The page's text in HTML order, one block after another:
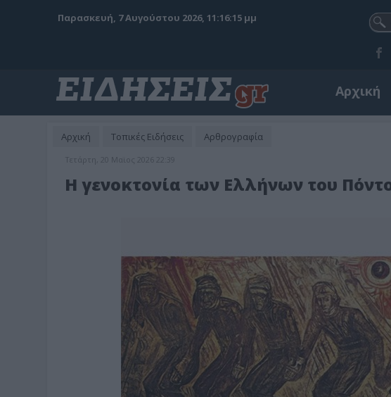
Παρασκευή, 7 Αυγούστου 2026, 11:16:17 μμ
Αρχική
Αρχική Τοπικές Ειδήσεις Αρθρογραφία
Τετάρτη, 20 Μαϊος 2026 22:39
Η γενοκτονία των Ελλήνων του